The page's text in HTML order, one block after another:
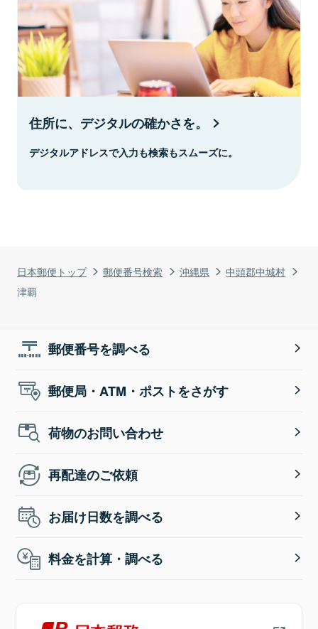
日本郵便トップ 郵便番号検索 沖縄県
中頭郡中城村
津覇
住所に、デジタルの確かさを。
デジタルアドレスで入力も検索もスムーズに。
郵便番号を調べる
郵便局・ATM・ポストをさがす
荷物のお問い合わせ
再配達のご依頼
お届け日数を調べる
料金を計算・調べる